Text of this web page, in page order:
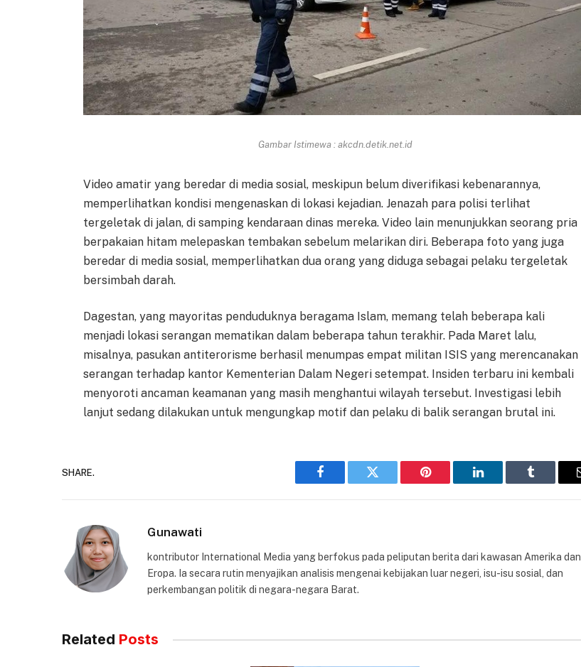
Gambar Istimewa : akcdn.detik.net.id
Video amatir yang beredar di media sosial, meskipun belum diverifikasi kebenarannya,
memperlihatkan kondisi mengenaskan di lokasi kejadian. Jenazah para polisi terlihat
tergeletak di jalan, di samping kendaraan dinas mereka. Video lain menunjukkan seorang pria
berpakaian hitam melepaskan tembakan sebelum melarikan diri. Beberapa foto yang juga
beredar di media sosial, memperlihatkan dua orang yang diduga sebagai pelaku tergeletak
bersimbah darah.
Dagestan, yang mayoritas penduduknya beragama Islam, memang telah beberapa kali
menjadi lokasi serangan mematikan dalam beberapa tahun terakhir. Pada Maret lalu,
misalnya, pasukan antiterorisme berhasil menumpas empat militan ISIS yang merencanakan
serangan terhadap kantor Kementerian Dalam Negeri setempat. Insiden terbaru ini kembali
menyoroti ancaman keamanan yang masih menghantui wilayah tersebut. Investigasi lebih
lanjut sedang dilakukan untuk mengungkap motif dan pelaku di balik serangan brutal ini.
SHARE.
Facebook Twitter Pinterest LinkedIn Tumblr
Gunawati
kontributor International Media yang berfokus pada peliputan berita dari kawasan Amerika dan
Eropa. Ia secara rutin menyajikan analisis mengenai kebijakan luar negeri, isu-isu sosial, dan
perkembangan politik di negara-negara Barat.
Related Posts